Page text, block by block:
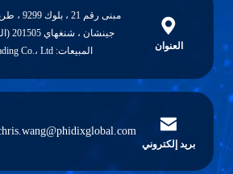
العنوان
المبيعات: Shanghai Phidix Trading Co.، Ltd.)
بريد إلكتروني